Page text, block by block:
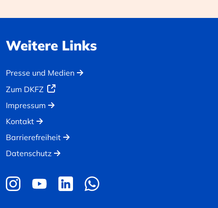
Weitere Links
Presse und Medien
Zum DKFZ
Impressum
Kontakt
Barrierefreiheit
Datenschutz